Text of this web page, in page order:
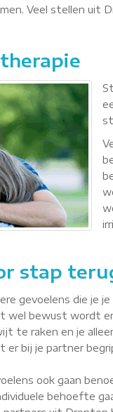
Veel stellen uit
stap
gevoelens die je
wel bewust wordt
te raken en je
bij je partner
ook gaan
behoefte